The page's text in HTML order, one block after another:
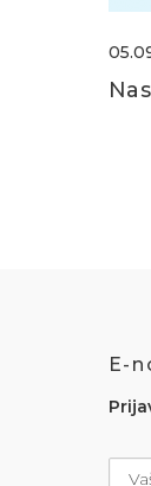
E-